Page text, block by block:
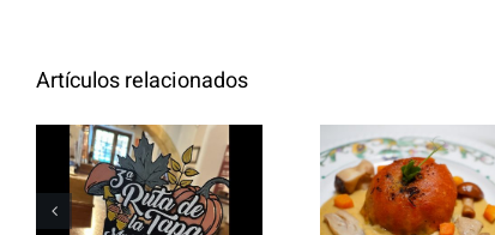
Artículos relacionados